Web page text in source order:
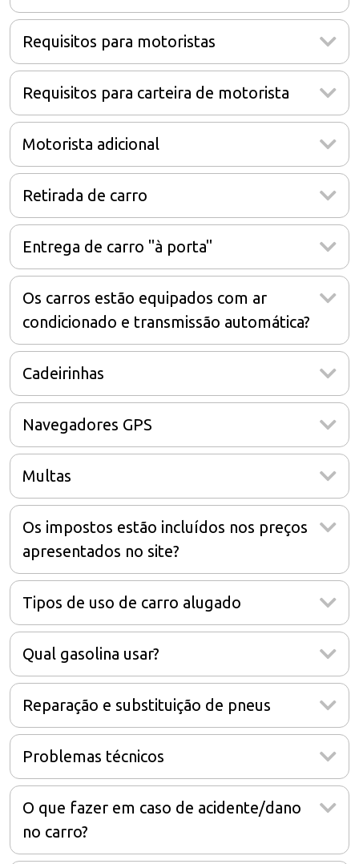
Requisitos para motoristas
Requisitos para carteira de motorista
Motorista adicional
Retirada de carro
Entrega de carro "à porta"
Os carros estão equipados com ar
condicionado e transmissão automática?
Cadeirinhas
Navegadores GPS
Multas
Os impostos estão incluídos nos preços
apresentados no site?
Tipos de uso de carro alugado
Qual gasolina usar?
Reparação e substituição de pneus
Problemas técnicos
O que fazer em caso de acidente/dano
no carro?